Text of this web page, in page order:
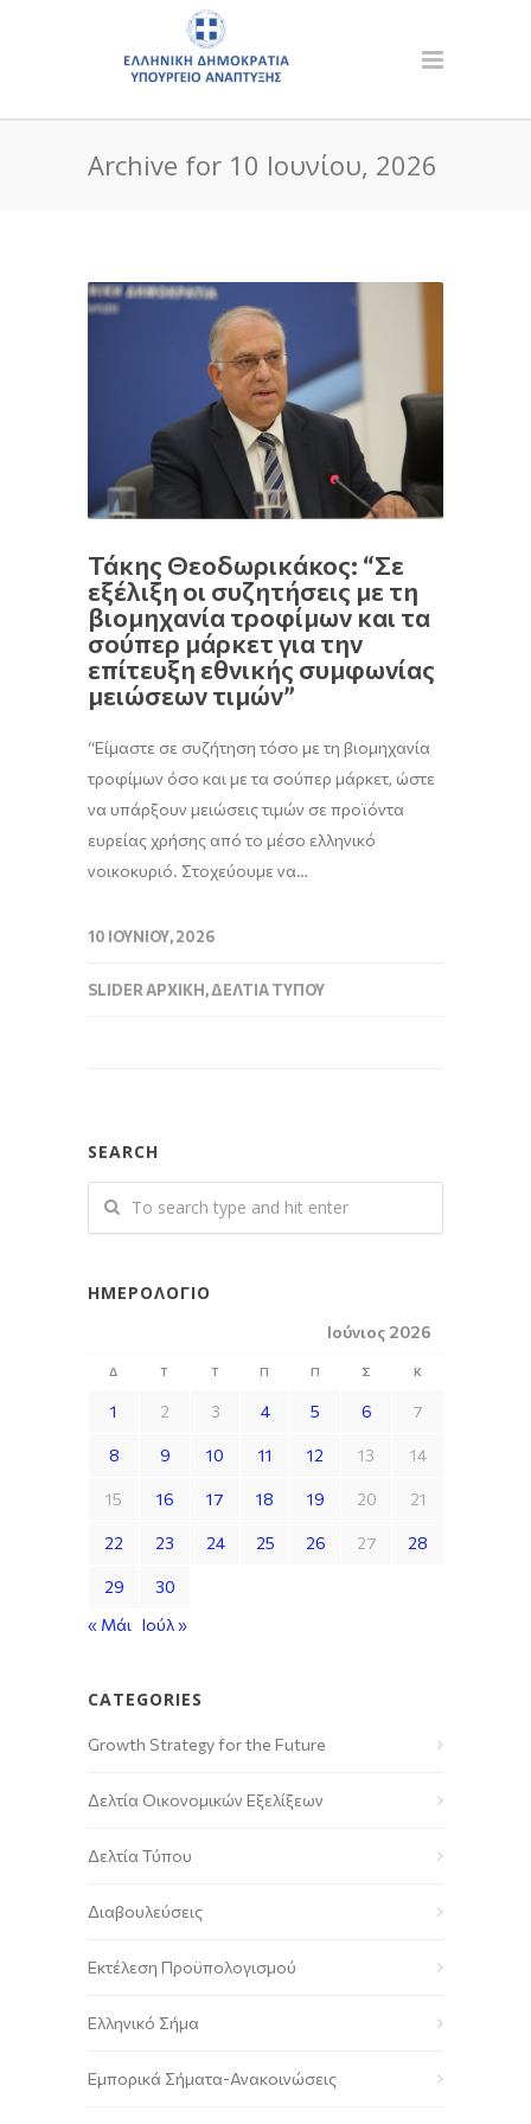
Archive for 10 Ιουνίου, 2026
Τάκης Θεοδωρικάκος: “Σε
εξέλιξη οι συζητήσεις με τη
βιομηχανία τροφίμων και τα
σούπερ μάρκετ για την
επίτευξη εθνικής συμφωνίας
μειώσεων τιμών”
“Είμαστε σε συζήτηση τόσο με τη βιομηχανία
τροφίμων όσο και με τα σούπερ μάρκετ, ώστε
να υπάρξουν μειώσεις τιμών σε προϊόντα
ευρείας χρήσης από το μέσο ελληνικό
νοικοκυριό. Στοχεύουμε να…
10 ΙΟΥΝΊΟΥ, 2026
SLIDER ΑΡΧΙΚΉ,ΔΕΛΤΊΑ ΤΎΠΟΥ
SEARCH
ΗΜΕΡΟΛΌΓΙΟ
Ιούνιος 2026
Δ Τ Τ Π Π Σ Κ
1 2 3 4 5 6 7
8 9 10 11 12 13 14
15 16 17 18 19 20 21
22 23 24 25 26 27 28
29
30
« Μάι Ιούλ »
CATEGORIES
Growth Strategy for the Future
Δελτία Οικονομικών Εξελίξεων
Δελτία Τύπου
Διαβουλεύσεις
Εκτέλεση Προϋπολογισμού
Ελληνικό Σήμα
Εμπορικά Σήματα-Ανακοινώσεις